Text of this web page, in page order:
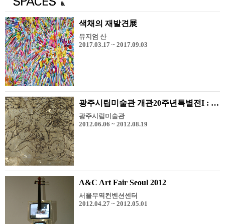
색채의 재발견展
뮤지엄 산
2017.03.17 ~ 2017.09.03
광주시립미술관 개관20주년특별전I : 두 개의 모더니즘
광주시립미술관
2012.06.06 ~ 2012.08.19
A&C Art Fair Seoul 2012
서울무역컨벤션센터
2012.04.27 ~ 2012.05.01